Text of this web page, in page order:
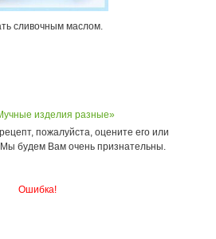
сливочным маслом.
изделия разные»
пожалуйста, оцените его или
будем Вам очень признательны.
Ошибка!